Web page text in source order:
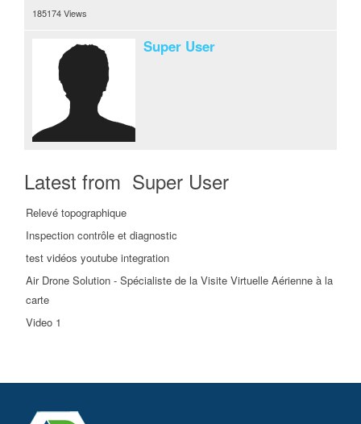
185174 Views
Super User
Latest from Super User
Relevé topographique
Inspection contrôle et diagnostic
test vidéos youtube integration
Air Drone Solution - Spécialiste de la Visite Virtuelle Aérienne à la
carte
Video 1